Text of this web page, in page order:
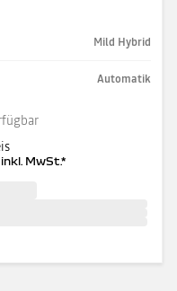
Mild Hybrid
Automatik
inkl. MwSt.*